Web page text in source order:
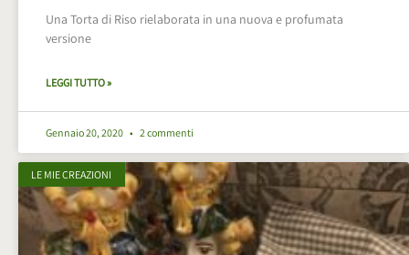
Una Torta di Riso rielaborata in una nuova e profumata
versione
LEGGI TUTTO »
Gennaio 20, 2020 2 commenti
LE MIE CREAZIONI